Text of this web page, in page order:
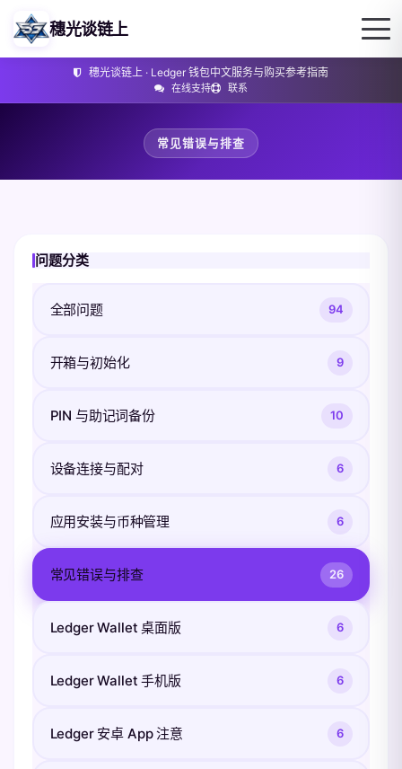
穗光谈链上 · Ledger 钱包中文服务与购买参考指南
在线支持 联系
穗光谈链上
常见错误与排查
问题分类
全部问题 94
开箱与初始化 9
PIN 与助记词备份 10
设备连接与配对 6
应用安装与币种管理 6
常见错误与排查 26
Ledger Wallet 桌面版 6
Ledger Wallet 手机版 6
Ledger 安卓 App 注意 6